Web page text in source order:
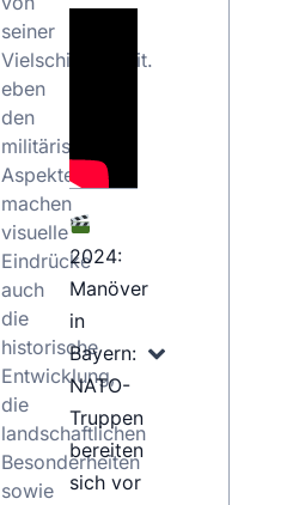
seiner
Vielschichtigkeit.
eben
den
militärischen
Aspekten
machen
visuelle
Eindrücke
auch
die
historische
Entwicklung,
die
landschaftlichen
Besonderheiten
sowie
2024:
Manöver
in
Bayern:
NATO-
Truppen
bereiten
sich vor